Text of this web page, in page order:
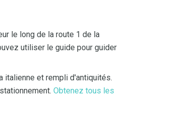
le long de la route 1 de la
utiliser le guide pour guider
italienne et rempli d'antiquités.
Obtenez tous les